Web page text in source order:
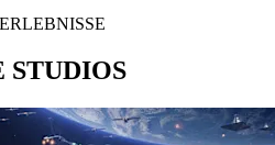
STUDIOS